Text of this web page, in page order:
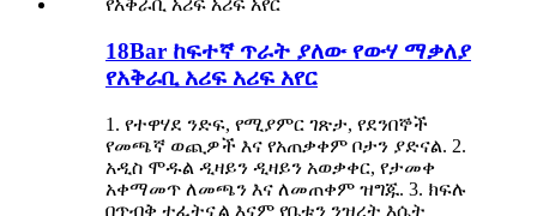
18Bar ከፍተኛ ጥራት ያለው የውሃ ማቃለያ
የአቅራቢ አሪፍ አሪፍ አየር
1. የተዋሃደ ንድፍ, የሚያምር ገጽታ, የደንበኞች
የመጫኛ ወጪዎች እና የአጠቃቀም ቦታን ያድናል. 2.
አዲስ ሞዱል ዲዛይን ዲዛይን አወቃቀር, የታመቀ
አቀማመጥ ለመጫን እና ለመጠቀም ዝግጁ. 3. ክፍሉ
በጥብቅ ተፈትኗል እናም የቤቱን ንዝረት እሴት